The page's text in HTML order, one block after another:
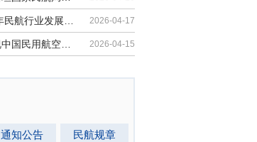
2026-04-17
2026-04-15
通知公告
民航规章